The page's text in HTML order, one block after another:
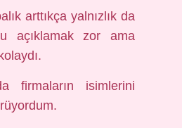
arttıkça yalnızlık da
açıklamak zor ama
firmaların isimlerini